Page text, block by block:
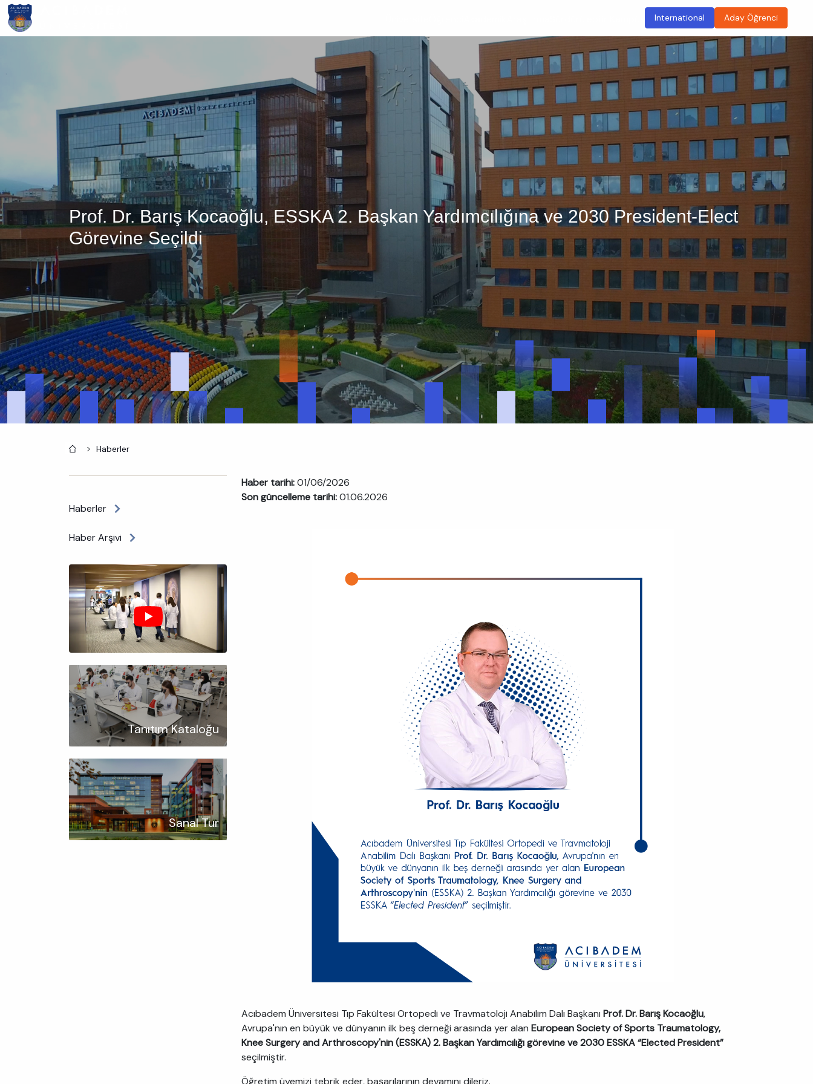
Ana
içeriğe
atla
International Aday Öğrenci
Prof. Dr. Barış Kocaoğlu, ESSKA 2. Başkan Yardımcılığına ve 2030 President-Elect
Görevine Seçildi
AnasayfaHaberler
Haberler
Haber Arşivi
Tanıtım Kataloğu
Sanal Tur
Haber tarihi:01/06/2026
Son güncelleme tarihi:01.06.2026
Acıbadem Üniversitesi Tıp Fakültesi Ortopedi ve Travmatoloji Anabilim Dalı Başkanı Prof. Dr. Barış Kocaoğlu,
Avrupa'nın en büyük ve dünyanın ilk beş derneği arasında yer alan European Society of Sports Traumatology,
Knee Surgery and Arthroscopy'nin (ESSKA) 2. Başkan Yardımcılığı görevine ve 2030 ESSKA “Elected President”
seçilmiştir.
Öğretim üyemizi tebrik eder, başarılarının devamını dileriz.